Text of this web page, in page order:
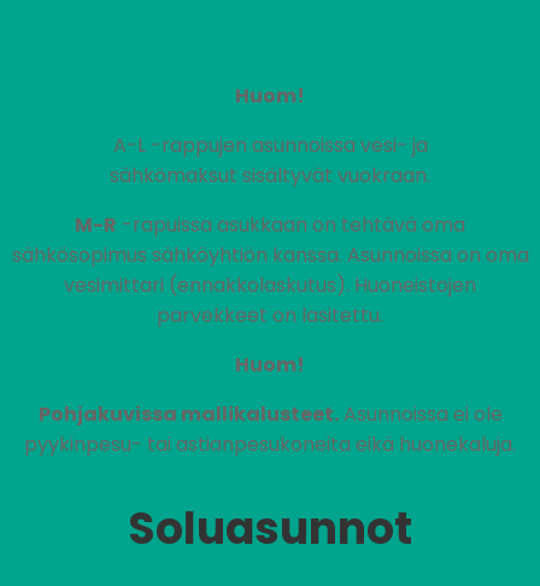
Huom!
A-L -rappujen asunnoissa vesi- ja
sähkömaksut sisältyvät vuokraan.
M-R -rapuissa asukkaan on tehtävä oma
sähkösopimus sähköyhtiön kanssa. Asunnoissa on oma
vesimittari (ennakkolaskutus). Huoneistojen
parvekkeet on lasitettu.
Huom!
Pohjakuvissa mallikalusteet.Asunnoissa ei ole
pyykinpesu- tai astianpesukoneita eikä huonekaluja.
Soluasunnot